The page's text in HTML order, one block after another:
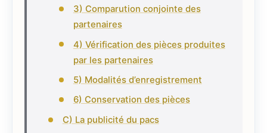
3) Comparution conjointe des
partenaires
4) Vérification des pièces produites
par les partenaires
5) Modalités d’enregistrement
6) Conservation des pièces
C) La publicité du pacs